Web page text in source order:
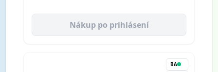
Nákup po prihlásení
BA